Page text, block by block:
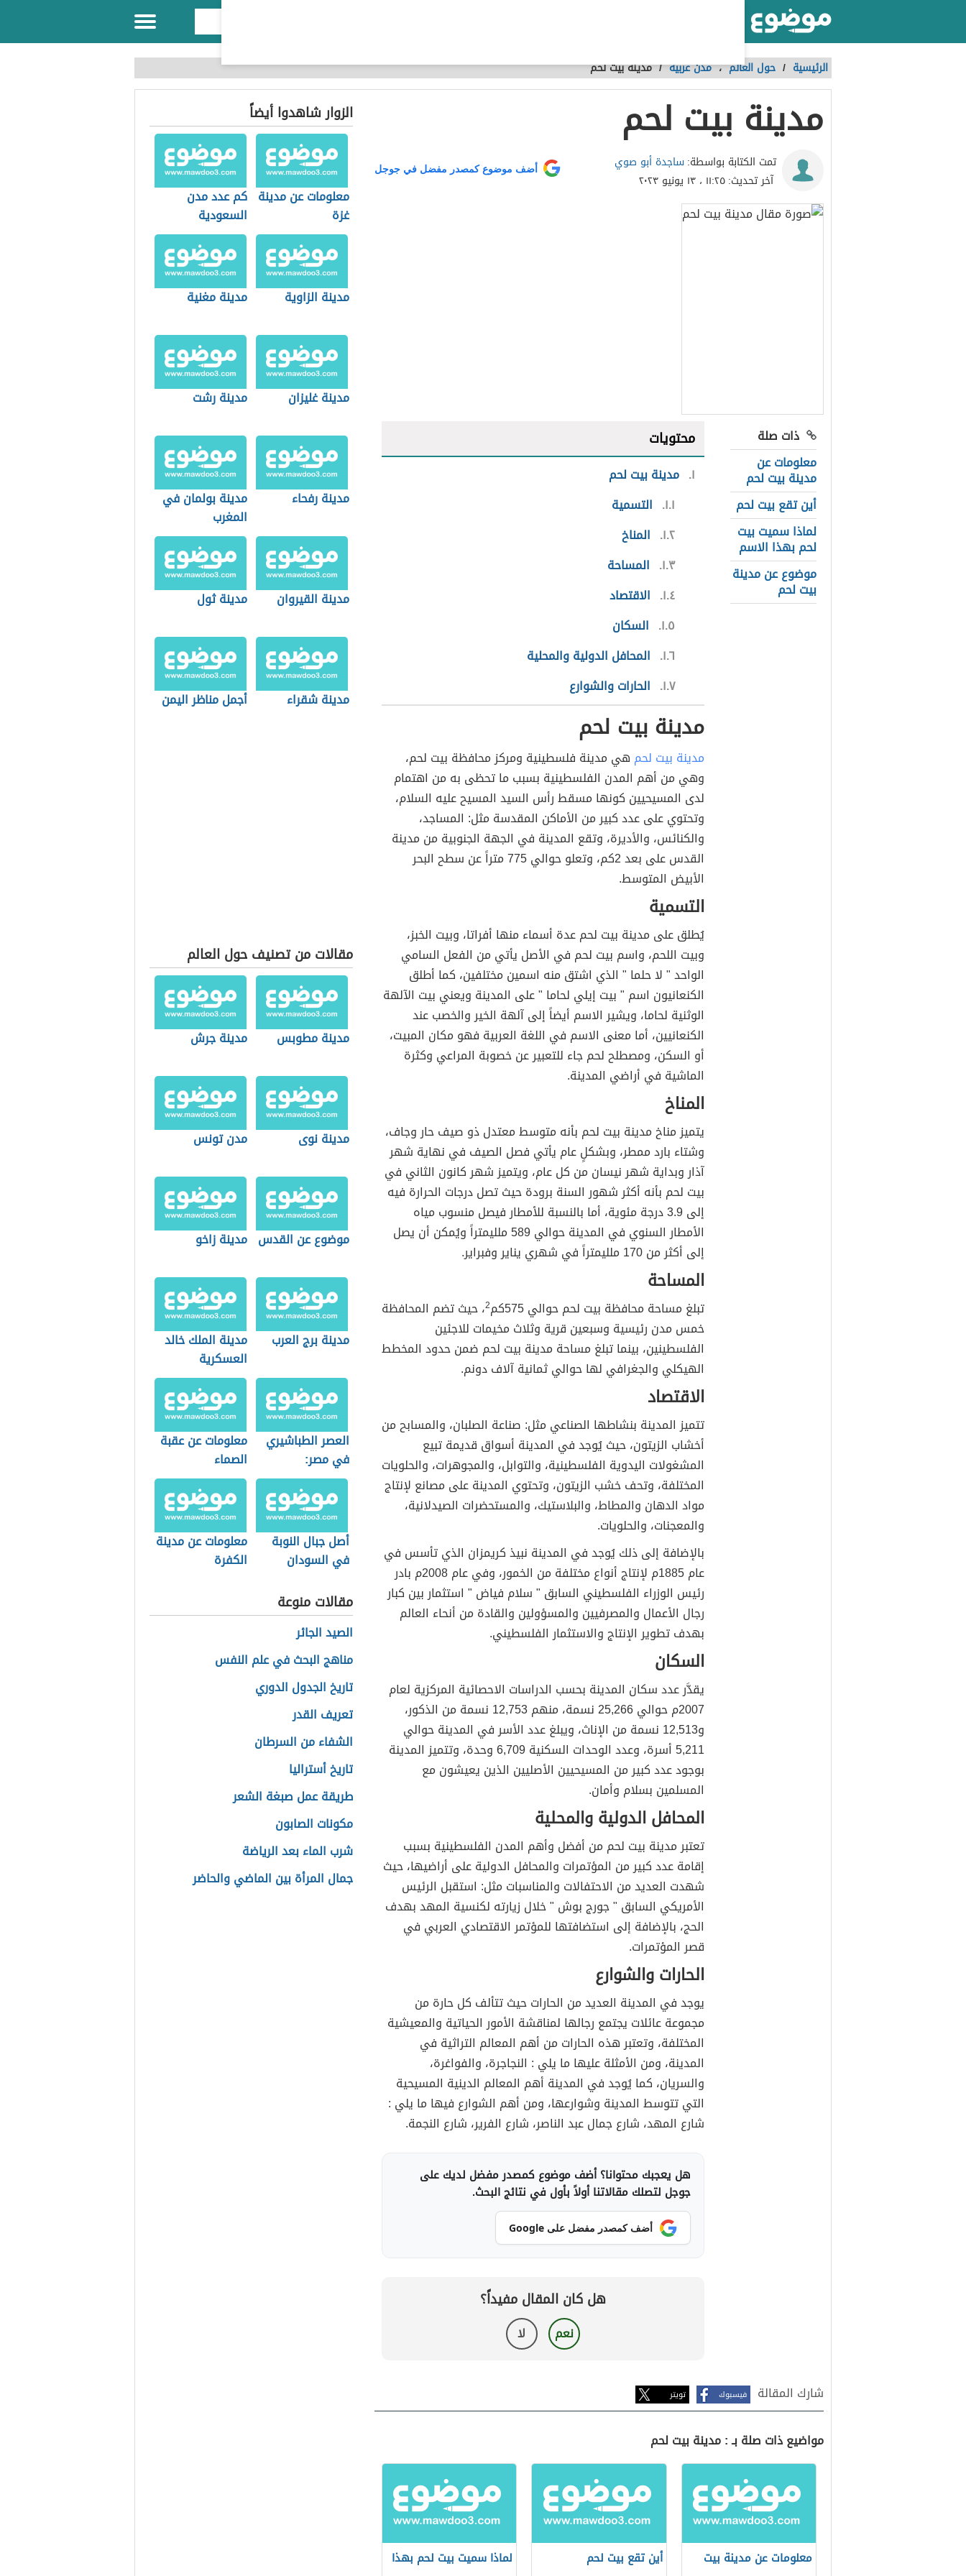
الرئيسية / حول العالم،مدن عربية /مدينة بيت لحم
مدينة بيت لحم
تمت الكتابة بواسطة:ساجدة أبو صوي
آخر تحديث:١١:٢٥ ، ١٣ يونيو ٢٠٢٣
أضف موضوع كمصدر مفضل في جوجل
ذات صلة
معلومات عن
مدينة بيت لحم
أين تقع بيت لحم
لماذا سميت بيت
لحم بهذا الاسم
موضوع عن مدينة
بيت لحم
محتويات
١ مدينة بيت لحم
١.١ التسمية
١.٢ المناخ
١.٣ المساحة
١.٤ الاقتصاد
١.٥ السكان
١.٦ المحافل الدولية والمحلية
١.٧ الحارات والشوارع
مدينة بيت لحم
مدينة بيت لحم هي مدينة فلسطينية ومركز محافظة بيت لحم،
وهي من أهم المدن الفلسطينية بسبب ما تحظى به من اهتمام
لدى المسيحيين كونها مسقط رأس السيد المسيح عليه السلام،
وتحتوي على عدد كبير من الأماكن المقدسة مثل: المساجد،
والكنائس، والأديرة، وتقع المدينة في الجهة الجنوبية من مدينة
القدس على بعد 2كم، وتعلو حوالي 775 متراً عن سطح البحر
الأبيض المتوسط.
التسمية
يُطلق على مدينة بيت لحم عدة أسماء منها أفراتا، وبيت الخبز،
وبيت اللحم، واسم بيت لحم في الأصل يأتي من الفعل السامي
الواحد " لا حلما " الذي اشتق منه اسمين مختلفين، كما أطلق
الكنعانيون اسم " بيت إيلي لحاما " على المدينة ويعني بيت الآلهة
الوثنية لحاما، ويشير الاسم أيضاً إلى آلهة الخير والخصب عند
الكنعانيين، أما معنى الاسم في اللغة العربية فهو مكان المبيت،
أو السكن، ومصطلح لحم جاء للتعبير عن خصوبة المراعي وكثرة
الماشية في أراضي المدينة.
المناخ
يتميز مناخ مدينة بيت لحم بأنه متوسط معتدل ذو صيف حار وجاف،
وشتاء بارد ممطر، وبشكلٍ عام يأتي فصل الصيف في نهاية شهر
آذار وبداية شهر نيسان من كل عام، ويتميز شهر كانون الثاني في
بيت لحم بأنه أكثر شهور السنة برودة حيث تصل درجات الحرارة فيه
إلى 3.9 درجة مئوية، أما بالنسبة للأمطار فيصل منسوب مياه
الأمطار السنوي في المدينة حوالي 589 ملليمتراً ويُمكن أن يصل
إلى أكثر من 170 ملليمتراً في شهري يناير وفبراير.
المساحة
تبلغ مساحة محافظة بيت لحم حوالي 575كم 2، حيث تضم المحافظة
خمس مدن رئيسية وسبعين قرية وثلاث مخيمات للاجئين
الفلسطينين، بينما تبلغ مساحة مدينة بيت لحم ضمن حدود المخطط
الهيكلي والجغرافي لها حوالي ثمانية آلاف دونم.
الاقتصاد
تتميز المدينة بنشاطها الصناعي مثل: صناعة الصلبان، والمسابح من
أخشاب الزيتون، حيث يُوجد في المدينة أسواق قديمة تبيع
المشغولات اليدوية الفلسطينية، والتوابل، والمجوهرات، والحلويات
المختلفة، وتحف خشب الزيتون، وتحتوي المدينة على مصانع لإنتاج
مواد الدهان والمطاط، والبلاستيك، والمستحضرات الصيدلانية،
والمعجنات، والحلويات.
بالإضافة إلى ذلك يُوجد في المدينة نبيذ كريمزان الذي تأسس في
عام 1885م لإنتاج أنواع مختلفة من الخمور، وفي عام 2008م بادر
رئيس الوزراء الفلسطيني السابق " سلام فياض " استثمار بين كبار
رجال الأعمال والمصرفيين والمسؤولين والقادة من أنحاء العالم
بهدف تطوير الإنتاج والاستثمار الفلسطيني.
السكان
يقدَّر عدد سكان المدينة بحسب الدراسات الاحصائية المركزية لعام
2007م حوالي 25,266 نسمة، منهم 12,753 نسمة من الذكور،
و12,513 نسمة من الإناث، ويبلغ عدد الأسر في المدينة حوالي
5,211 أسرة، وعدد الوحدات السكنية 6,709 وحدة، وتتميز المدينة
بوجود عدد كبير من المسيحيين الأصليين الذين يعيشون مع
المسلمين بسلام وأمان.
المحافل الدولية والمحلية
تعتبر مدينة بيت لحم من أفضل وأهم المدن الفلسطينية بسبب
إقامة عدد كبير من المؤتمرات والمحافل الدولية على أراضيها، حيث
شهدت العديد من الاحتفالات والمناسبات مثل: استقبل الرئيس
الأمريكي السابق " جورج بوش " خلال زيارته لكنسية المهد بهدف
الحج، بالإضافة إلى استضافتها للمؤتمر الاقتصادي العربي في
قصر المؤتمرات.
الحارات والشوارع
يوجد في المدينة العديد من الحارات حيث تتألف كل حارة من
مجموعة عائلات يجتمع رجالها لمناقشة الأمور الحياتية والمعيشية
المختلفة، وتعتبر هذه الحارات من أهم المعالم التراثية في
المدينة، ومن الأمثلة عليها ما يلي : النجاجرة، والفواغرة،
والسريان، كما يُوجد في المدينة أهم المعالم الدينية المسيحية
التي تتوسط المدينة وشوارعها، ومن أهم الشوارع فيها ما يلي :
شارع المهد، شارع جمال عبد الناصر، شارع الفرير، شارع النجمة.
هل يعجبك محتوانا؟ أضف موضوع كمصدر مفضل لديك على
جوجل لتصلك مقالاتنا أولاً بأول في نتائج البحث.
أضف كمصدر مفضل على Google
هل كان المقال مفيداً؟
نعم لا
شارك المقالة فيسبوك تويتر
مواضيع ذات صلة بـ : مدينة بيت لحم
معلومات عن مدينة بيت
أين تقع بيت لحم
لماذا سميت بيت لحم بهذا
الزوار شاهدوا أيضاً
معلومات عن مدينة
غزة
كم عدد مدن
السعودية
مدينة الزاوية مدينة مغنية
مدينة غليزان مدينة رشت
مدينة رفحاء
مدينة بولمان في
المغرب
مدينة القيروان مدينة ثول
مدينة شقراء أجمل مناظر اليمن
مقالات من تصنيف حول العالم
مدينة مطوبس مدينة جرش
مدينة نوى مدن تونس
موضوع عن القدس مدينة زاخو
مدينة برج العرب
مدينة الملك خالد
العسكرية
العصر الطباشيري
في مصر:
الجيولوجيا
والأحداث
معلومات عن عقبة
الصماء
أصل جبال النوبة
في السودان
معلومات عن مدينة
الكفرة
مقالات منوعة
الصيد الجائر
مناهج البحث في علم النفس
تاريخ الجدول الدوري
تعريف القدر
الشفاء من السرطان
تاريخ أستراليا
طريقة عمل صبغة الشعر
مكونات الصابون
شرب الماء بعد الرياضة
جمال المرأة بين الماضي والحاضر